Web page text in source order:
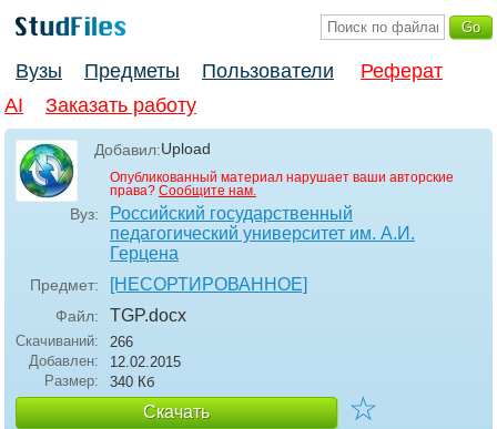
Вузы Предметы Пользователи
Реферат
AI
Заказать работу
Добавил:Upload
Опубликованный материал нарушает ваши авторские
права? Сообщите нам.
Вуз:
Российский государственный
педагогический университет им. А.И.
Герцена
Предмет: [НЕСОРТИРОВАННОЕ]
Файл: TGP.docx
Скачиваний:
266
Добавлен:
12.02.2015
Размер:
340 Кб
Скачать ☆